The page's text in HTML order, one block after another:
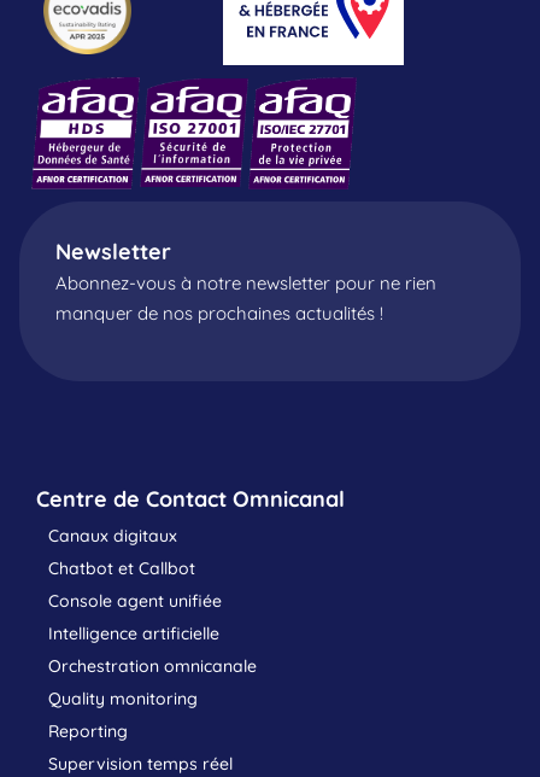
Newsletter
Abonnez-vous à notre newsletter pour ne rien
manquer de nos prochaines actualités !
Centre de Contact Omnicanal
Canaux digitaux
Chatbot et Callbot
Console agent unifiée
Intelligence artificielle
Orchestration omnicanale
Quality monitoring
Reporting
Supervision temps réel